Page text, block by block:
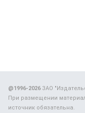
@1996-2026ЗАО
При размещении
источник обязательна.